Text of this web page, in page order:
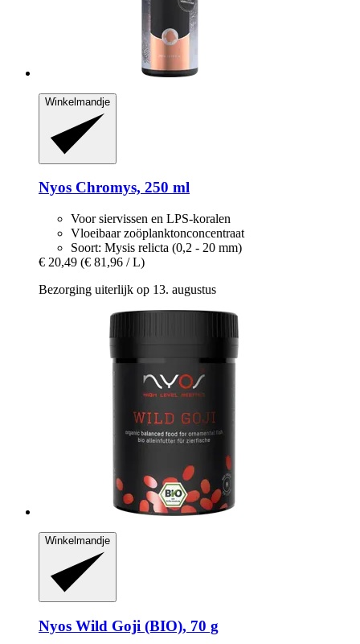
Winkelmandje
Nyos Chromys, 250 ml
Voor siervissen en LPS-koralen
Vloeibaar zoöplanktonconcentraat
Soort: Mysis relicta (0,2 - 20 mm)
€ 20,49 (€ 81,96 / L)
Bezorging uiterlijk op 13. augustus
Winkelmandje
Nyos Wild Goji (BIO), 70 g